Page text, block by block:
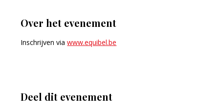
Over het evenement
Inschrijven via www.equibel.be
Deel dit evenement